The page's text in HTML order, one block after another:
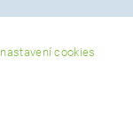
cookies